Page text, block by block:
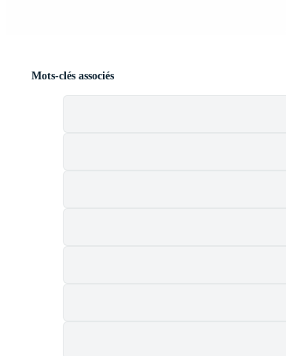
Mots-clés associés